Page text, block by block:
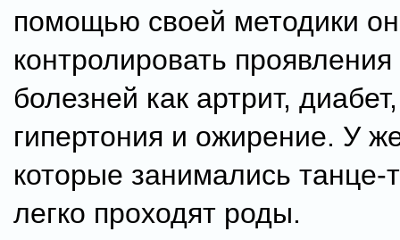
помощью своей методики
контролировать проявления
болезней как артрит,
гипертония и ожирение. У
которые занимались танце-
легко проходят роды.